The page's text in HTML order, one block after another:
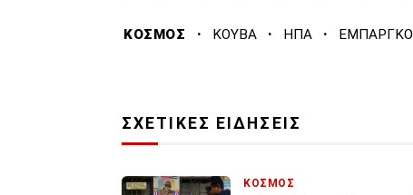
ΚΟΣΜΟΣ · ΚΟΥΒΑ · ΗΠΑ · ΕΜΠΑΡΓΚΟ
ΣΧΕΤΙΚΕΣ ΕΙΔΗΣΕΙΣ
ΚΟΣΜΟΣ